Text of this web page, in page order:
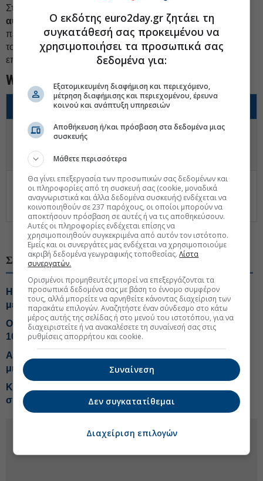
Στο πλαίσιο αυτό, το τρίτο σκέλος του σχεδίου προβλέπει
αύξηση
κατά τουλάχιστον 20% του προσωπικού στις
περιφερειακές υπηρεσίες, καθώς και εκπαίδευση
τουλάχιστον του μισού προσωπικού σε εξειδικευμένα
επιχειρησιακά αντικείμενα.
Watch Now
Τι να παρακολουθήσετε
Παρακολουθήστετον ρυθμό ενεργοποίησης
λήξη της προθεσμίας των 70-90 ημερών.
Δείτετην πορεία προς τον στόχο είσπραξης 1,996
δισ. ευρώ και την εξέλιξη του συνολικού χρέους πέραν
των 51,3 δισ. ευρώ.
#ΕΦΚΑ #Κατασχέσεις #Ασφαλιστικές εισφορές
ΣΧΕΤΙΚΑ ΘΕΜΑΤΑ
Η ΑΑΔΕ βάζει... «βαθμό» στις μεταβιβάσεις ακινήτων
με κατάσχεση
Ο «χάρτης» των πληρωμών από e-ΕΦΚΑ, ΔΥΠΑ από
10 έως 14 Αυγούστου
Αφορολόγητα κουπόνια αντί για αυξήσεις στους
μισθούς
Κάτω από τα 1.000 ευρώ το 57% των κύριων
συντάξεων γήρατος
Ο εκδότης euro2day.gr ζητάει τη
συγκατάθεσή σας προκειμένου να
χρησιμοποιήσει τα προσωπικά σας
δεδομένα για:
Εξατομικευμένη διαφήμιση και περιεχόμενο,
μέτρηση διαφήμισης και περιεχομένου, έρευνα
κοινού και ανάπτυξη υπηρεσιών
Αποθήκευση ή/και πρόσβαση στα δεδομένα μιας
συσκευής
Μάθετε περισσότερα
Θα γίνει επεξεργασία των προσωπικών σας δεδομένων και
οι πληροφορίες από τη συσκευή σας (cookie, μοναδικά
αναγνωριστικά και άλλα δεδομένα συσκευής) ενδέχεται να
κοινοποιηθούν σε 237 παρόχους, οι οποίοι μπορούν να
αποκτήσουν πρόσβαση σε αυτές ή να τις αποθηκεύσουν.
Αυτές οι πληροφορίες ενδέχεται επίσης να
χρησιμοποιηθούν συγκεκριμένα από αυτόν τον ιστότοπο.
Εμείς και οι συνεργάτες μας ενδέχεται να χρησιμοποιούμε
ακριβή δεδομένα γεωγραφικής τοποθεσίας.Λίστα
συνεργατών.
Ορισμένοι προμηθευτές μπορεί να επεξεργάζονται τα
προσωπικά δεδομένα σας με βάση το έννομο συμφέρον
τους, αλλά μπορείτε να αρνηθείτε κάνοντας διαχείριση των
παρακάτω επιλογών. Αναζητήστε έναν σύνδεσμο στο κάτω
μέρος αυτής της σελίδας ή στο μενού του ιστοτόπου, για να
διαχειριστείτε ή να ανακαλέσετε τη συναίνεσή σας στις
ρυθμίσεις απορρήτου και cookie.
Συναίνεση
Δεν συγκατατίθεμαι
Διαχείριση επιλογών